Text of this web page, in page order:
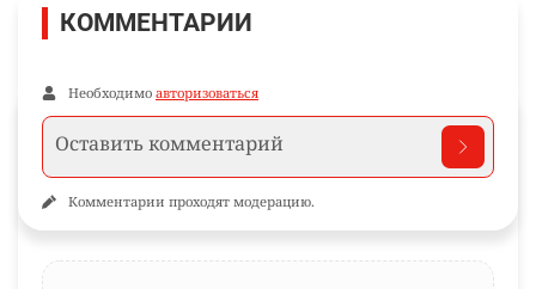
КОММЕНТАРИИ
Необходимо авторизоваться
Комментарии проходят модерацию.